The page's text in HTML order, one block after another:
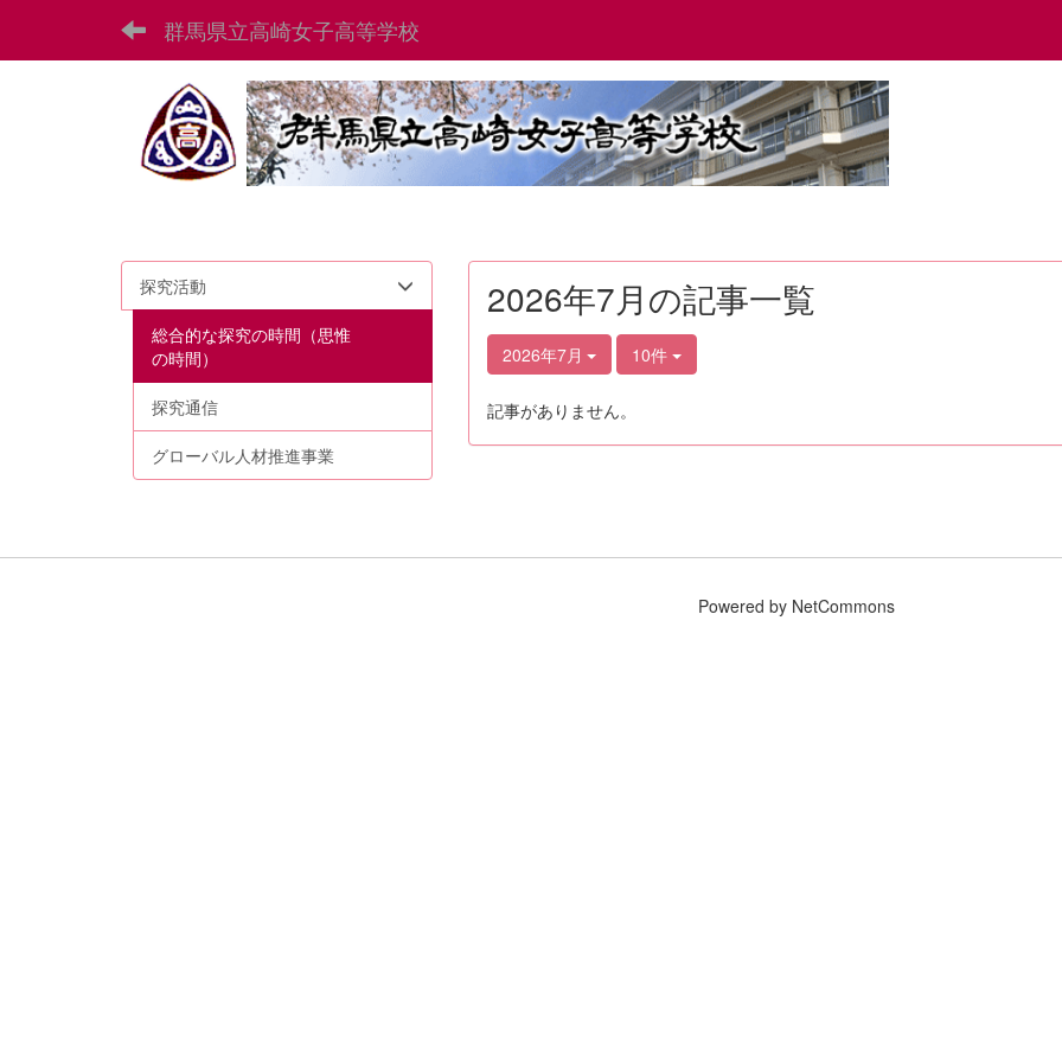
群馬県立高崎女子高等学校
2026年7月の記事一覧
2026年7月 10件
記事がありません。
探究活動
総合的な探究の時間（思惟
の時間）
探究通信
グローバル人材推進事業
Powered by NetCommons